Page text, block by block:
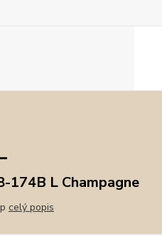
174B L Champagne
celý popis